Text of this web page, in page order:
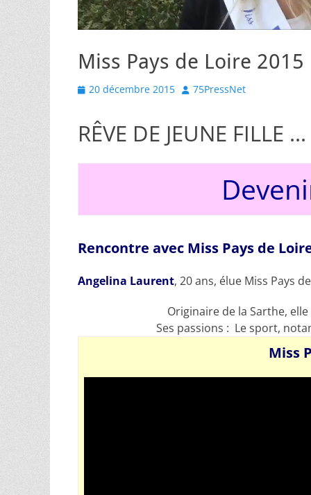
Miss Pays de Loire 2015
Posted
20 décembre 2015 Author
75PressNet
RÊVE DE JEUNE FILLE …
Rencontre avec Miss Pays de
Angelina Laurent, 20 ans, élue Miss Pays
Originaire de la Sarthe,
Ses passions : Le sport,
Miss